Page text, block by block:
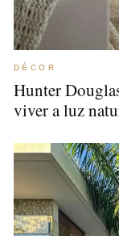
DÉCOR
Hunter
viver a luz